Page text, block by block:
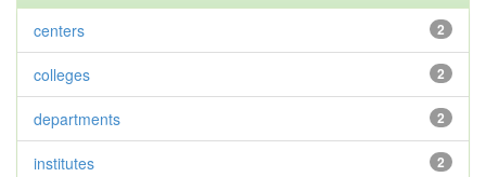
2
centers
2
colleges
2
departments
2
institutes